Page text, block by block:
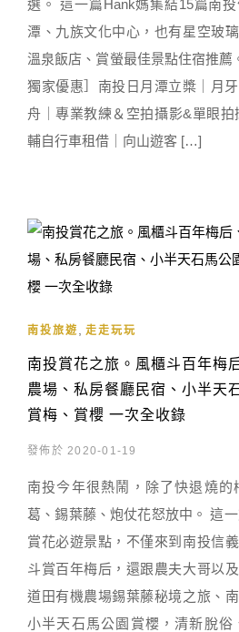
選。 這一篇Hank媽集結15篇南
潭、九族文化中心，也有星空玻
溫泉飯店、賞螢最佳景點住宿推薦
獨家優惠］南投日月潭立槳｜月
舟｜專業教練＆空拍攝影&單眼
輔自行車租借｜向山遊客 […]
南投旅遊 走走玩玩
南投賞花之旅。風櫃斗百年梅
農場、私房餐廳民宿、小半天
賞梅、賞櫻 一次全收錄
發佈於 2020-01-19
南投今年很熱鬧，除了快退燒的
葛、錫葉藤、炮仗花怒放中。 這
賞花必遊景點，不僅來到南投信
斗賞百年梅后，還跟農夫大哥以
道田有機農場錫葉藤秘境之旅、
小半天石馬公園賞櫻，清新脫俗